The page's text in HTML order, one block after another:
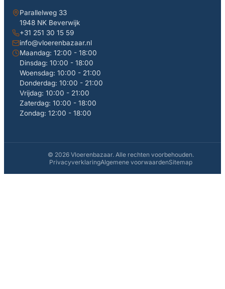
Parallelweg 33
1948 NK Beverwijk
+31 251 30 15 59
info@vloerenbazaar.nl
Maandag: 12:00 - 18:00
Dinsdag: 10:00 - 18:00
Woensdag: 10:00 - 21:00
Donderdag: 10:00 - 21:00
Vrijdag: 10:00 - 21:00
Zaterdag: 10:00 - 18:00
Zondag: 12:00 - 18:00
© 2026 Vloerenbazaar. Alle rechten voorbehouden.
PrivacyverklaringAlgemene voorwaardenSitemap